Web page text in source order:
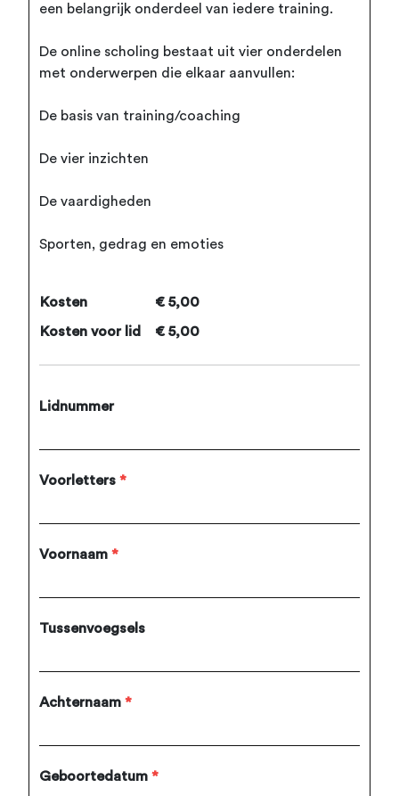
een belangrijk onderdeel van iedere training.
De online scholing bestaat uit vier onderdelen
met onderwerpen die elkaar aanvullen:
De basis van training/coaching
De vier inzichten
De vaardigheden
Sporten, gedrag en emoties
Kosten € 5,00
Kosten voor lid € 5,00
Lidnummer
Voorletters *
Voornaam *
Tussenvoegsels
Achternaam *
Geboortedatum *